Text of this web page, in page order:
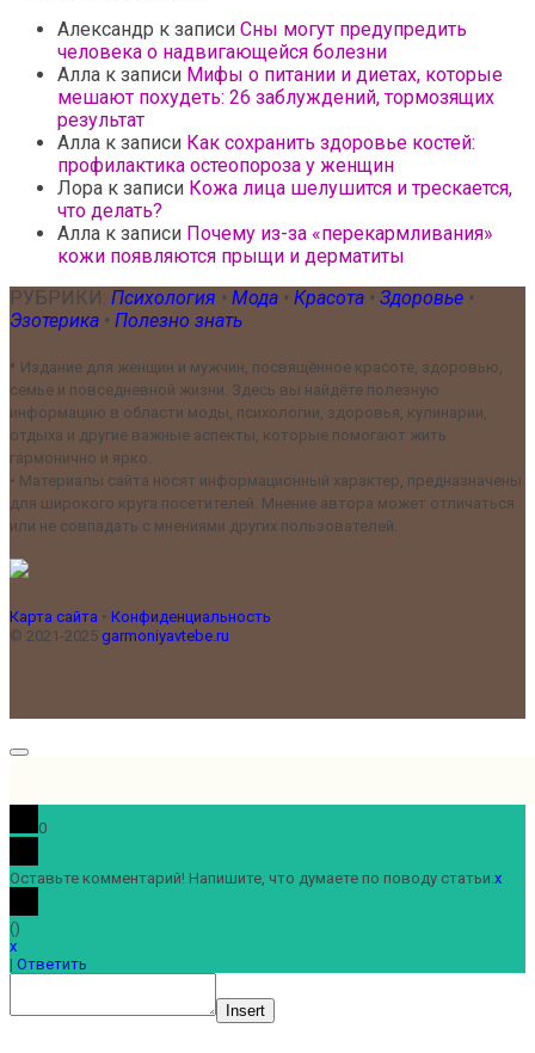
Александр к записи Сны могут предупредить
человека о надвигающейся болезни
Алла к записи Мифы о питании и диетах, которые
мешают похудеть: 26 заблуждений, тормозящих
результат
Алла к записи Как сохранить здоровье костей:
профилактика остеопороза у женщин
Лора к записи Кожа лица шелушится и трескается,
что делать?
Алла к записи Почему из-за «перекармливания»
кожи появляются прыщи и дерматиты
РУБРИКИ: Психология • Мода • Красота • Здоровье •
Эзотерика • Полезно знать
• Издание для женщин и мужчин, посвящённое красоте, здоровью,
семье и повседневной жизни. Здесь вы найдёте полезную
информацию в области моды, психологии, здоровья, кулинарии,
отдыха и другие важные аспекты, которые помогают жить
гармонично и ярко.
• Материалы сайта носят информационный характер, предназначены
для широкого круга посетителей. Мнение автора может отличаться
или не совпадать с мнениями других пользователей.
Карта сайта • Конфиденциальность
© 2021-2025 garmoniyavtebe.ru
0
Оставьте комментарий! Напишите, что думаете по поводу статьи. x
()
x
| Ответить
Insert